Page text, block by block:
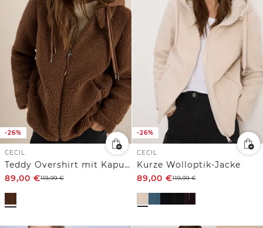
-26%
CECIL
Teddy Overshirt mit Kapuze
89,00 €119,99€
-26%
CECIL
Kurze Wolloptik-Jacke
89,00 €119,99€